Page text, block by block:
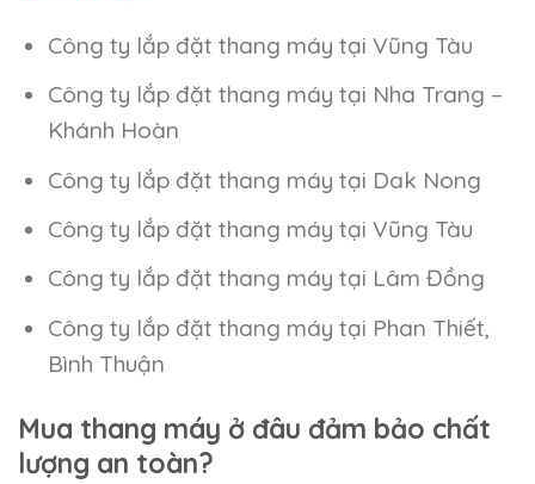
Công ty lắp đặt thang máy tại Vũng Tàu
Công ty lắp đặt thang máy tại Nha Trang –
Khánh Hoàn
Công ty lắp đặt thang máy tại Dak Nong
Công ty lắp đặt thang máy tại Vũng Tàu
Công ty lắp đặt thang máy tại Lâm Đồng
Công ty lắp đặt thang máy tại Phan Thiết,
Bình Thuận
Mua thang máy ở đâu đảm bảo chất
lượng an toàn?